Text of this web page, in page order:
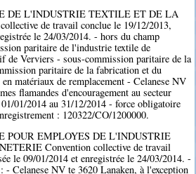
DE L'INDUSTRIE TEXTILE ET DE LA
de travail conclue le 19/12/2013,
le 24/03/2014. - hors du champ
paritaire de l'industrie textile de
de Verviers - sous-commission paritaire de la
paritaire de la fabrication et du
matériaux de remplacement - Celanese NV
flamandes d'encouragement au secteur
01/2014 au 31/12/2014 - force obligatoire
: 120322/CO/1200000.
POUR EMPLOYES DE L'INDUSTRIE
Convention collective de travail
le 09/01/2014 et enregistrée le 24/03/2014. -
- Celanese NV te 3620 Lanaken, à l'exception